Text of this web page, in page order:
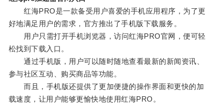
红海PRO是一款备受用户喜爱的手机应用程序，为了更
好地满足用户的需求，官方推出了手机版下载服务。
用户只需打开手机浏览器，访问红海PRO官网，便可轻
松找到下载入口。
通过手机版，用户可以随时随地查看最新的新闻资讯、
参与社区互动、购买商品等功能。
而且，手机版还提供了更加便捷的操作界面和更快的加
载速度，让用户能够更愉快地使用红海PRO。